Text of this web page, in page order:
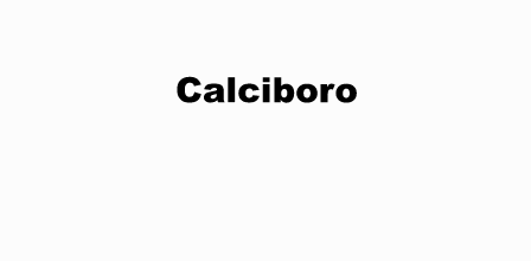
altos rendimientos.